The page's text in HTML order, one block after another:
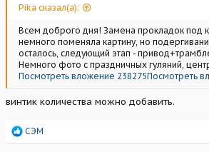
Pika сказал(а):
Всем доброго дня! Замена прокладок под
немного поменяла картину, но
осталось, следующий этап -
Немного фото с праздничных гуляний,
Посмотреть вложение 238275Посмотреть
винтик количества можно добавить.
Р
СЭМ